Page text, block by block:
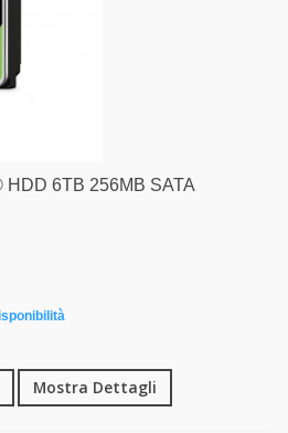
6TB 256MB SATA
Mostra Dettagli